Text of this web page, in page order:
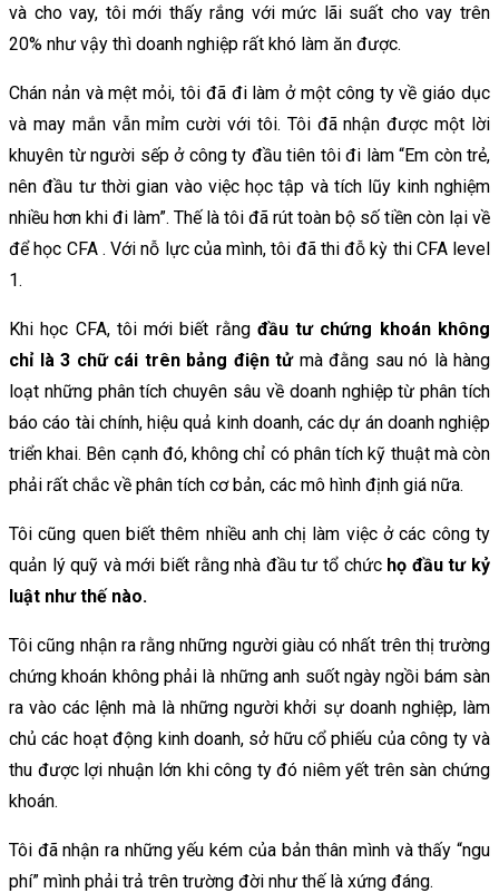
và cho vay, tôi mới thấy rắng với mức lãi suất cho vay trên
20% như vậy thì doanh nghiệp rất khó làm ăn được.
Chán nản và mệt mỏi, tôi đã đi làm ở một công ty về giáo dục
và may mắn vẫn mỉm cười với tôi. Tôi đã nhận được một lời
khuyên từ người sếp ở công ty đầu tiên tôi đi làm “Em còn trẻ,
nên đầu tư thời gian vào việc học tập và tích lũy kinh nghiệm
nhiều hơn khi đi làm”. Thế là tôi đã rút toàn bộ số tiền còn lại về
để học CFA . Với nỗ lực của mình, tôi đã thi đỗ kỳ thi CFA level
1.
Khi học CFA, tôi mới biết rằng đầu tư chứng khoán không
chỉ là 3 chữ cái trên bảng điện tử mà đằng sau nó là hàng
loạt những phân tích chuyên sâu về doanh nghiệp từ phân tích
báo cáo tài chính, hiệu quả kinh doanh, các dự án doanh nghiệp
triển khai. Bên cạnh đó, không chỉ có phân tích kỹ thuật mà còn
phải rất chắc về phân tích cơ bản, các mô hình định giá nữa.
Tôi cũng quen biết thêm nhiều anh chị làm việc ở các công ty
quản lý quỹ và mới biết rằng nhà đầu tư tổ chức họ đầu tư kỷ
luật như thế nào.
Tôi cũng nhận ra rằng những người giàu có nhất trên thị trường
chứng khoán không phải là những anh suốt ngày ngồi bám sàn
ra vào các lệnh mà là những người khởi sự doanh nghiệp, làm
chủ các hoạt động kinh doanh, sở hữu cổ phiếu của công ty và
thu được lợi nhuận lớn khi công ty đó niêm yết trên sàn chứng
khoán.
Tôi đã nhận ra những yếu kém của bản thân mình và thấy “ngu
phí” mình phải trả trên trường đời như thế là xứng đáng.